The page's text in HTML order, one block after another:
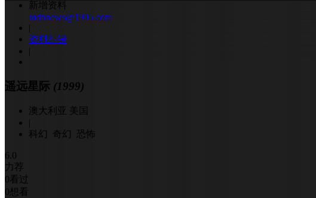
新增资料
mdbnews@1905.com
|
资料纠错
|
遥远星际 (1999)
澳大利亚 美国
|
科幻 奇幻 恐怖
6.0
力荐
0看过
0想看